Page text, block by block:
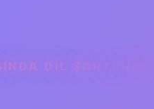
DIL ŞARTI VAR